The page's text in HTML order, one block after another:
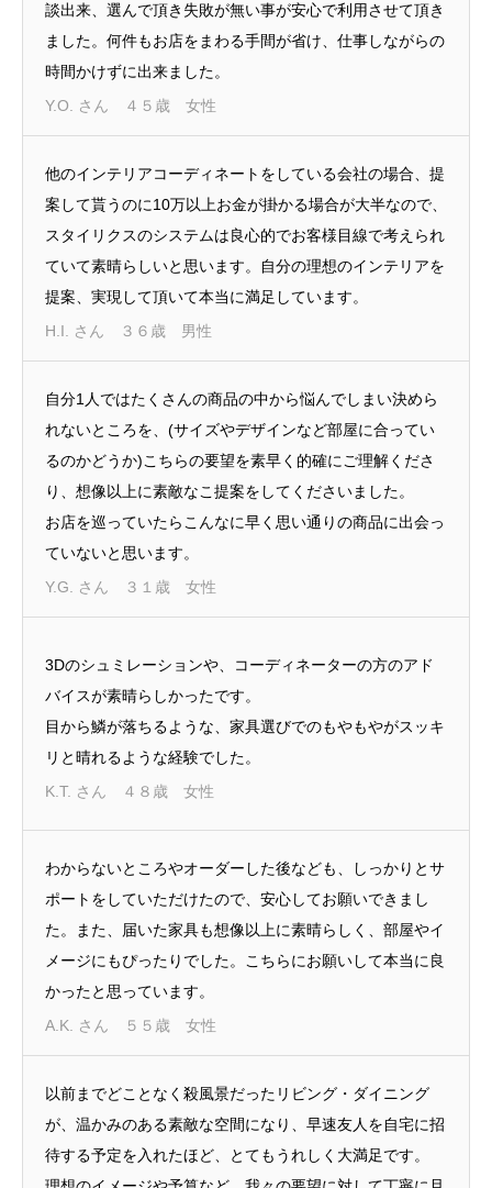
談出来、選んで頂き失敗が無い事が安心で利用させて頂き
ました。何件もお店をまわる手間が省け、仕事しながらの
時間かけずに出来ました。
Y.O. さん ４５歳 女性
他のインテリアコーディネートをしている会社の場合、提
案して貰うのに10万以上お金が掛かる場合が大半なので、
スタイリクスのシステムは良心的でお客様目線で考えられ
ていて素晴らしいと思います。自分の理想のインテリアを
提案、実現して頂いて本当に満足しています。
H.I. さん ３６歳 男性
自分1人ではたくさんの商品の中から悩んでしまい決めら
れないところを、(サイズやデザインなど部屋に合ってい
るのかどうか)こちらの要望を素早く的確にご理解くださ
り、想像以上に素敵なこ提案をしてくださいました。
お店を巡っていたらこんなに早く思い通りの商品に出会っ
ていないと思います。
Y.G. さん ３１歳 女性
3Dのシュミレーションや、コーディネーターの方のアド
バイスが素晴らしかったです。
目から鱗が落ちるような、家具選びでのもやもやがスッキ
リと晴れるような経験でした。
K.T. さん ４８歳 女性
わからないところやオーダーした後なども、しっかりとサ
ポートをしていただけたので、安心してお願いできまし
た。また、届いた家具も想像以上に素晴らしく、部屋やイ
メージにもぴったりでした。こちらにお願いして本当に良
かったと思っています。
A.K. さん ５５歳 女性
以前までどことなく殺風景だったリビング・ダイニング
が、温かみのある素敵な空間になり、早速友人を自宅に招
待する予定を入れたほど、とてもうれしく大満足です。